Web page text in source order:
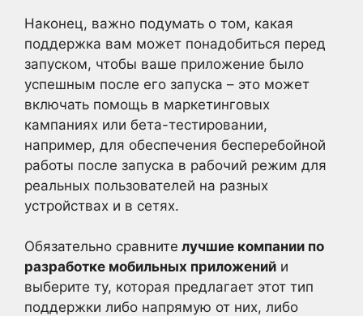
Наконец, важно подумать о том, какая
поддержка вам может понадобиться перед
запуском, чтобы ваше приложение было
успешным после его запуска – это может
включать помощь в маркетинговых
кампаниях или бета-тестировании,
например, для обеспечения бесперебойной
работы после запуска в рабочий режим для
реальных пользователей на разных
устройствах и в сетях.
Обязательно сравните лучшие компании по
разработке мобильных приложений и
выберите ту, которая предлагает этот тип
поддержки либо напрямую от них, либо